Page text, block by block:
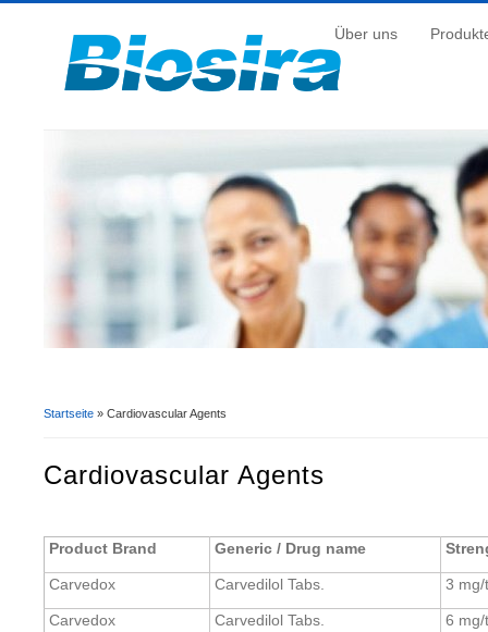
Über uns
Startseite » Cardiovascular Agents
Cardiovascular Agents
Product Brand Generic / Drug name
Carvedox Carvedilol Tabs. 3 mg/
Carvedox Carvedilol Tabs. 6 mg/